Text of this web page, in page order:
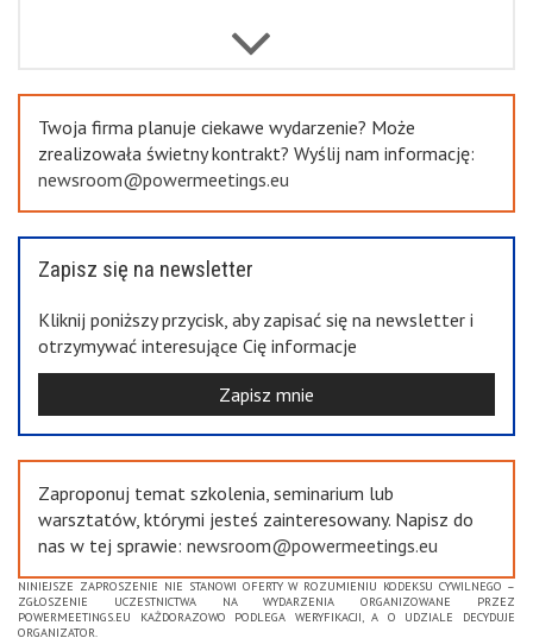
Twoja firma planuje ciekawe wydarzenie? Może
zrealizowała świetny kontrakt? Wyślij nam informację:
newsroom@powermeetings.eu
Zapisz się na newsletter
Kliknij poniższy przycisk, aby zapisać się na newsletter i
otrzymywać interesujące Cię informacje
Zapisz mnie
Zaproponuj temat szkolenia, seminarium lub
warsztatów, którymi jesteś zainteresowany. Napisz do
nas w tej sprawie: newsroom@powermeetings.eu
NINIEJSZE ZAPROSZENIE NIE STANOWI OFERTY W ROZUMIENIU KODEKSU CYWILNEGO –
ZGŁOSZENIE UCZESTNICTWA NA WYDARZENIA ORGANIZOWANE PRZEZ
POWERMEETINGS.EU KAŻDORAZOWO PODLEGA WERYFIKACJI, A O UDZIALE DECYDUJE
ORGANIZATOR.